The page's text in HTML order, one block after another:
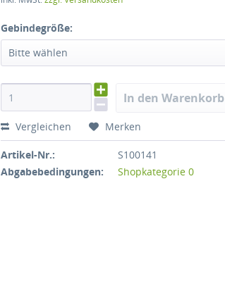
Gebindegröße:
Bitte wählen
In den Warenkorb
Vergleichen Merken
Artikel-Nr.:
S100141
Abgabebedingungen:
Shopkategorie 0